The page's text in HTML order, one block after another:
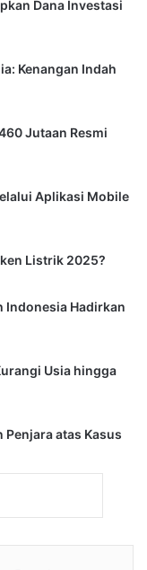
Dana Investasi
Kenangan Indah
Jutaan Resmi
Aplikasi Mobile
Listrik 2025?
Indonesia Hadirkan
Usia hingga
Penjara atas Kasus